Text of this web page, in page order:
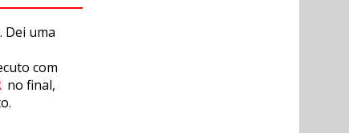
Dei uma
com
no final,